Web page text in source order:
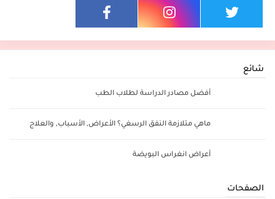
شائع
أفضل مصادر الدراسة لطلاب الطب
ماهي متلازمة النفق الرسغي؟ الأعراض, الأسباب, والعلاج
أعراض انغراس البويضة
الصفحات